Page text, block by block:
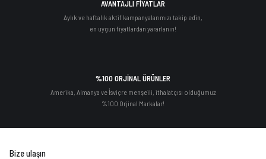
AVANTAJLI FİYATLAR
Aylık ve haftalık aktif kampanyalarımızı takip edin,
en uygun fiyatlardan yararlanın!
%100 ORJİNAL ÜRÜNLER
Amerika, Almanya ve İsviçre menşeili, ithalatçısı olduğumuz
%100 Orjinal Markalar!
Bize ulaşın